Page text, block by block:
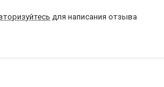
для написания отзыва